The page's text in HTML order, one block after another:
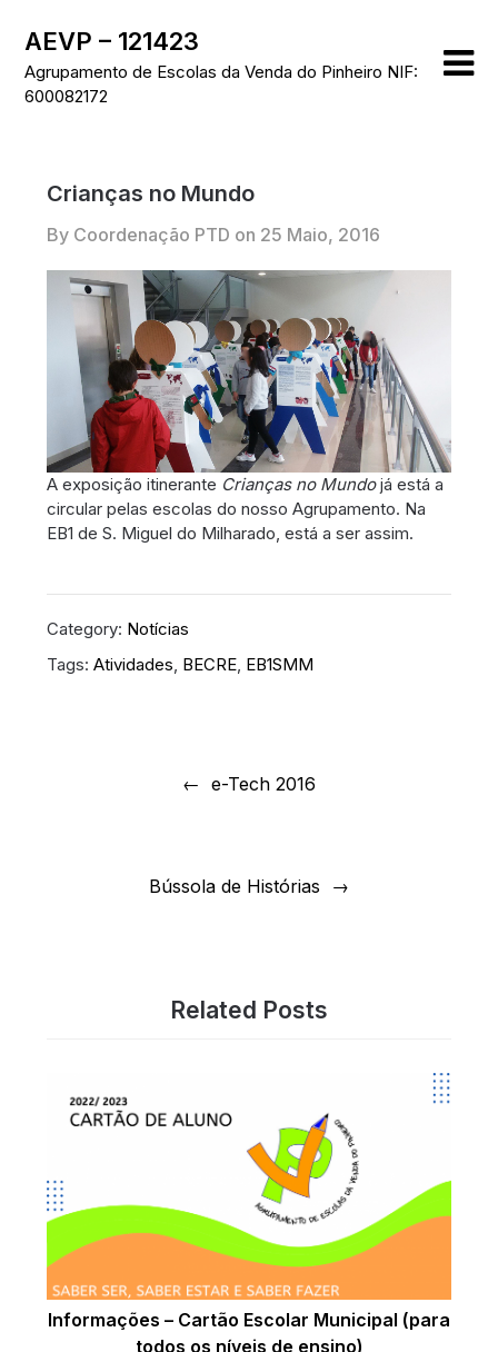
content
AEVP – 121423
Agrupamento de Escolas da Venda do Pinheiro NIF:
600082172
Crianças no Mundo
By Coordenação PTD on 25 Maio, 2016
A exposição itinerante Crianças no Mundojá está a
circular pelas escolas do nosso Agrupamento. Na
EB1 de S. Miguel do Milharado, está a ser assim.
Category: Notícias
Tags:Atividades BECRE EB1SMM
e-Tech 2016
Bússola de Histórias
Related Posts
Informações – Cartão Escolar Municipal (para
todos os níveis de ensino)